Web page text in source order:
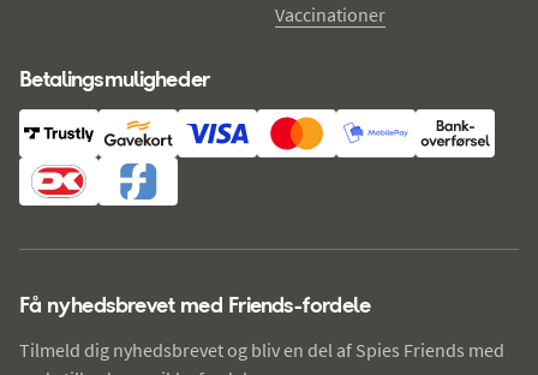
Vaccinationer
Betalingsmuligheder
Få nyhedsbrevet med Friends-fordele
Tilmeld dig nyhedsbrevet og bliv en del af Spies Friends med